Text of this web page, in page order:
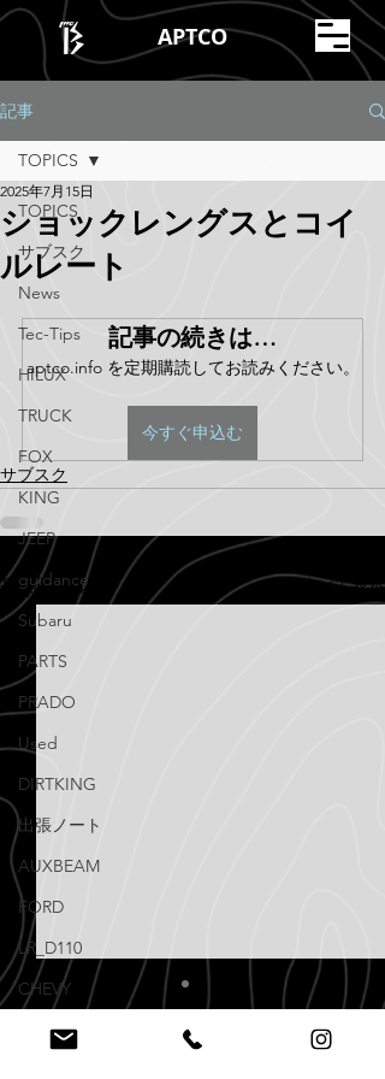
APTCO
記事
TOPICS
サブスク
News
Tec-Tips
HILUX
TRUCK
FOX
KING
JEEP
guidance
Subaru
PARTS
PRADO
Used
DIRTKING
出張ノート
AUXBEAM
FORD
LR_D110
CHEVY
NISSAN
TOPICS
ショックレングスとコイ
ルレート
2025年7月15日
記事の続きは…
aptco.info を定期購読してお読みください。
今すぐ申込む
サブスク
最新記事 すべて表示
EMAIL US mail@aptco.info